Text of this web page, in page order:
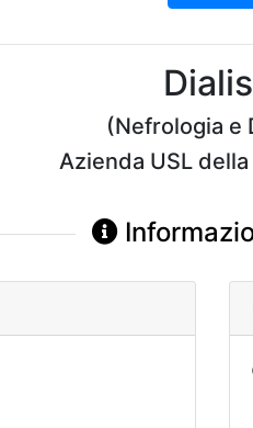
(Nefrologia e
Azienda USL della